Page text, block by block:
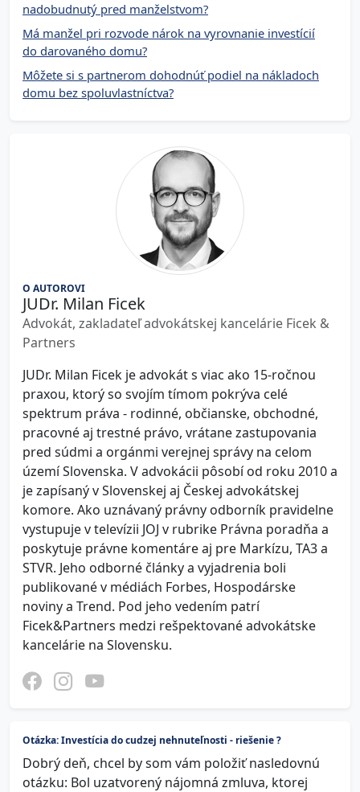
nadobudnutý pred manželstvom?
Má manžel pri rozvode nárok na vyrovnanie investícií
do darovaného domu?
Môžete si s partnerom dohodnúť podiel na nákladoch
domu bez spoluvlastníctva?
O AUTOROVI
JUDr. Milan Ficek
Advokát, zakladateľ advokátskej kancelárie Ficek &
Partners
JUDr. Milan Ficek je advokát s viac ako 15-ročnou
praxou, ktorý so svojím tímom pokrýva celé
spektrum práva - rodinné, občianske, obchodné,
pracovné aj trestné právo, vrátane zastupovania
pred súdmi a orgánmi verejnej správy na celom
území Slovenska. V advokácii pôsobí od roku 2010 a
je zapísaný v Slovenskej aj Českej advokátskej
komore. Ako uznávaný právny odborník pravidelne
vystupuje v televízii JOJ v rubrike Právna poradňa a
poskytuje právne komentáre aj pre Markízu, TA3 a
STVR. Jeho odborné články a vyjadrenia boli
publikované v médiách Forbes, Hospodárske
noviny a Trend. Pod jeho vedením patrí
Ficek&Partners medzi rešpektované advokátske
kancelárie na Slovensku.
Otázka: Investícia do cudzej nehnuteľnosti - riešenie ?
Dobrý deň, chcel by som vám položiť nasledovnú
otázku: Bol uzatvorený nájomná zmluva, ktorej